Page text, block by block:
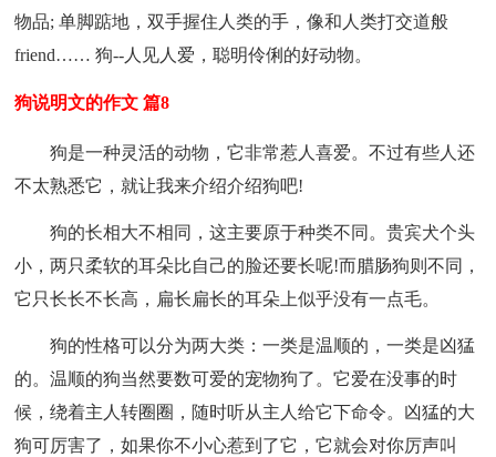
物品; 单脚踮地，双手握住人类的手，像和人类打交道般
friend…… 狗--人见人爱，聪明伶俐的好动物。
狗说明文的作文 篇8
狗是一种灵活的动物，它非常惹人喜爱。不过有些人还
不太熟悉它，就让我来介绍介绍狗吧!
狗的长相大不相同，这主要原于种类不同。贵宾犬个头
小，两只柔软的耳朵比自己的脸还要长呢!而腊肠狗则不同，
它只长长不长高，扁长扁长的耳朵上似乎没有一点毛。
狗的性格可以分为两大类：一类是温顺的，一类是凶猛
的。温顺的狗当然要数可爱的宠物狗了。它爱在没事的时
候，绕着主人转圈圈，随时听从主人给它下命令。凶猛的大
狗可厉害了，如果你不小心惹到了它，它就会对你厉声叫